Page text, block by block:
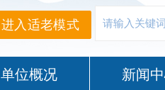
进入适老模式
单位概况 新闻